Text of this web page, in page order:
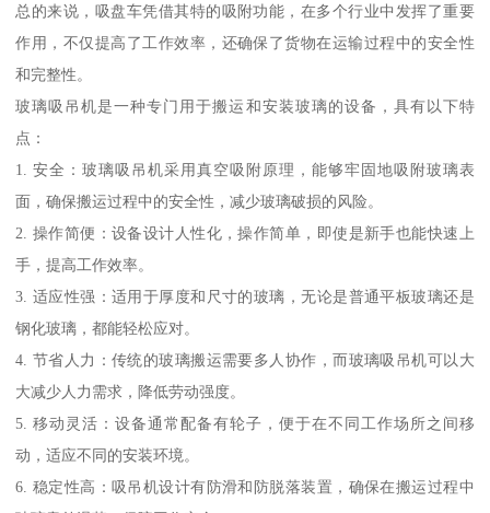
总的来说，吸盘车凭借其特的吸附功能，在多个行业中发挥了重要
作用，不仅提高了工作效率，还确保了货物在运输过程中的安全性
和完整性。
玻璃吸吊机是一种专门用于搬运和安装玻璃的设备，具有以下特
点：
1. 安全：玻璃吸吊机采用真空吸附原理，能够牢固地吸附玻璃表
面，确保搬运过程中的安全性，减少玻璃破损的风险。
2. 操作简便：设备设计人性化，操作简单，即使是新手也能快速上
手，提高工作效率。
3. 适应性强：适用于厚度和尺寸的玻璃，无论是普通平板玻璃还是
钢化玻璃，都能轻松应对。
4. 节省人力：传统的玻璃搬运需要多人协作，而玻璃吸吊机可以大
大减少人力需求，降低劳动强度。
5. 移动灵活：设备通常配备有轮子，便于在不同工作场所之间移
动，适应不同的安装环境。
6. 稳定性高：吸吊机设计有防滑和防脱落装置，确保在搬运过程中